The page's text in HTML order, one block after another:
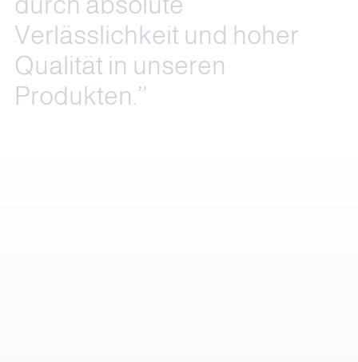
Verlässlichkeit und hoher
Qualität in unseren
Produkten.’’